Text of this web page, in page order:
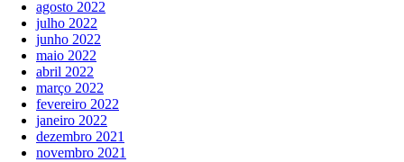
agosto 2022
julho 2022
junho 2022
maio 2022
abril 2022
março 2022
fevereiro 2022
janeiro 2022
dezembro 2021
novembro 2021